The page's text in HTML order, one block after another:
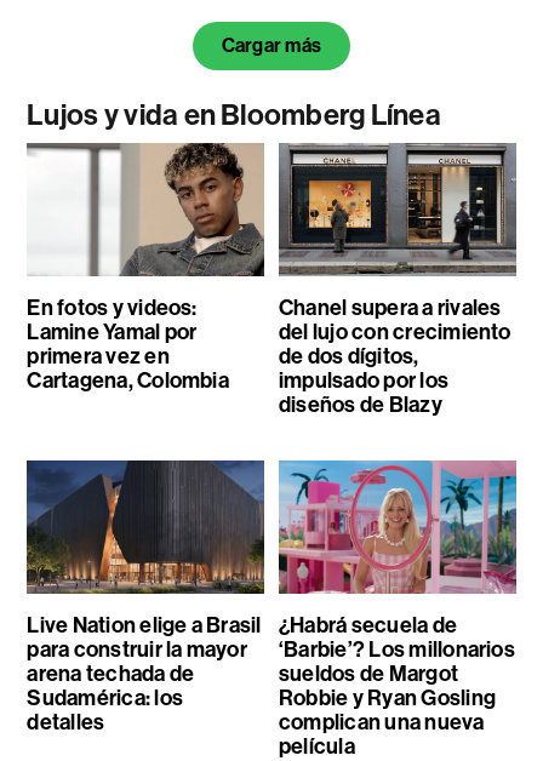
Cargar más
Lujos y vida en Bloomberg Línea
En fotos y videos:
Lamine Yamal por
primera vez en
Cartagena, Colombia
Chanel supera a rivales
del lujo con crecimiento
de dos dígitos,
impulsado por los
diseños de Blazy
Live Nation elige a Brasil
para construir la mayor
arena techada de
Sudamérica: los
detalles
¿Habrá secuela de
‘Barbie’? Los millonarios
sueldos de Margot
Robbie y Ryan Gosling
complican una nueva
película